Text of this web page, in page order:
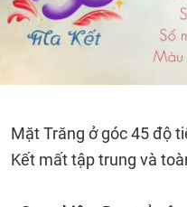
Mặt Trăng ở góc 45 độ
Kết mất tập trung và